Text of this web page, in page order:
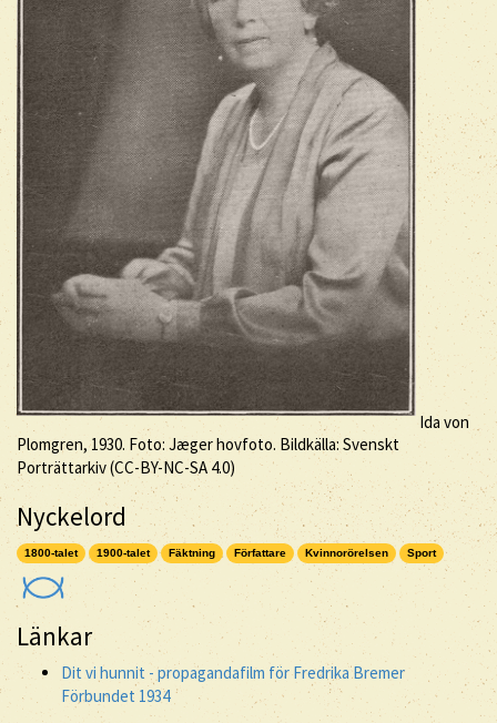
Ida von
Plomgren, 1930. Foto: Jæger hovfoto. Bildkälla: Svenskt
Porträttarkiv (CC-BY-NC-SA4.0)
Nyckelord
1800-talet 1900-talet Fäktning Författare Kvinnorörelsen Sport
Länkar
Dit vi hunnit - propagandafilm för Fredrika Bremer
Förbundet 1934